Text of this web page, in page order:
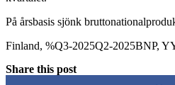
På årsbasis sjönk
Finland, %Q3-2025Q2-2025BNP,
Share this post